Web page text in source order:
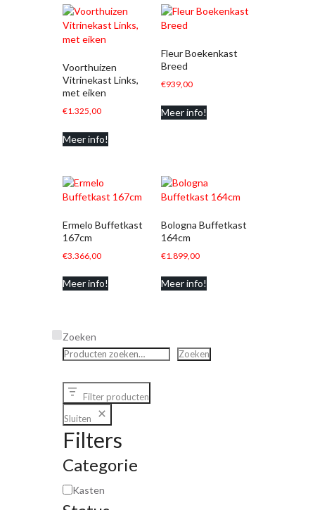
Voorthuizen
Vitrinekast Links,
met eiken
€1.325,00
Meer info!
Fleur Boekenkast
Breed
€939,00
Meer info!
Ermelo Buffetkast
167cm
€3.366,00
Meer info!
Bologna Buffetkast
164cm
€1.899,00
Meer info!
Zoeken
Zoeken
Filter producten
Sluiten
Filters
Categorie
Kasten